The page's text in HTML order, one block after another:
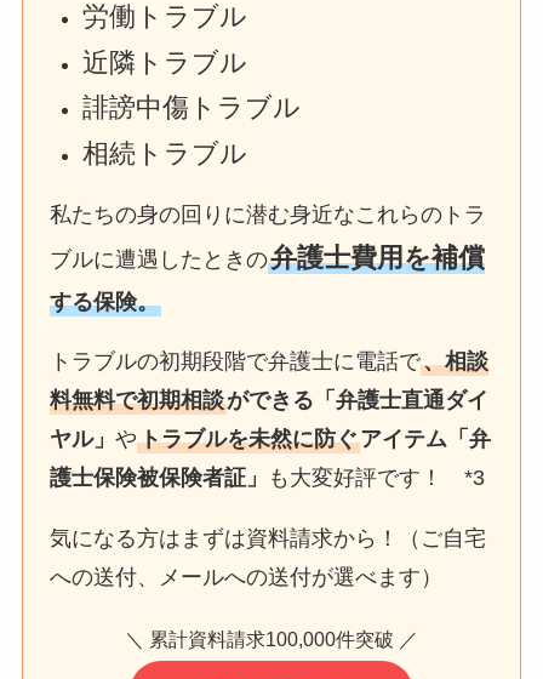
労働トラブル
近隣トラブル
誹謗中傷トラブル
相続トラブル
私たちの身の回りに潜む身近なこれらのトラ
ブルに遭遇したときの弁護士費用を補償
する保険。
トラブルの初期段階で弁護士に電話で、相談
料無料で初期相談ができる「弁護士直通ダイ
ヤル」やトラブルを未然に防ぐアイテム「弁
護士保険被保険者証」
も大変好評です！ *3
気になる方はまずは資料請求から！（ご自宅
への送付、メールへの送付が選べます）
＼ 累計資料請求100,000件突破 ／